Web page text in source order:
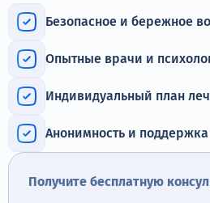
Контакты
+7 (905) 483-87-88
Москва, 1-й Новокузнецкий переулок,
Безопасное и бережное
Опытные врачи и
Индивидуальный план
Анонимность и
Получите бесплатную